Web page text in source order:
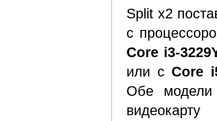
Split x2
с
Core i3-
или с Core
Обе